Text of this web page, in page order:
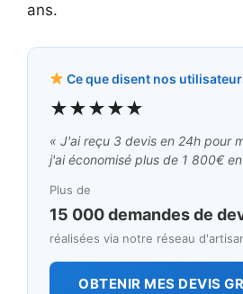
ans.
Ce que disent nos
★★★★★
« J'ai reçu 3 devis en 24h pour
j'ai économisé plus de 1 800€
Plus de
15 000 demandes de
réalisées via notre réseau
OBTENIR MES DEVIS